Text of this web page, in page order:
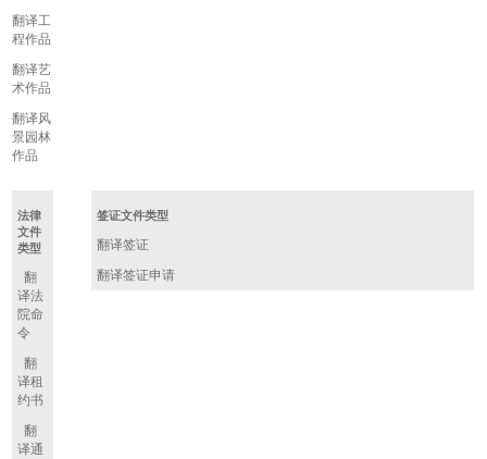
翻译工
程作品
翻译艺
术作品
翻译风
景园林
作品
法律
文件
类型
翻
译法
院命
令
翻
译租
约书
翻
译通
签证文件类型
翻译签证
翻译签证申请